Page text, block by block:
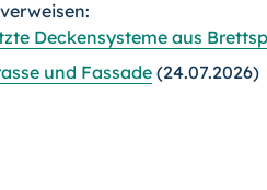
Deckensysteme aus
und Fassade (24.07.2026)